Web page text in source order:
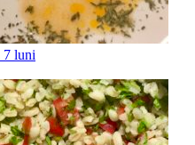
7 luni